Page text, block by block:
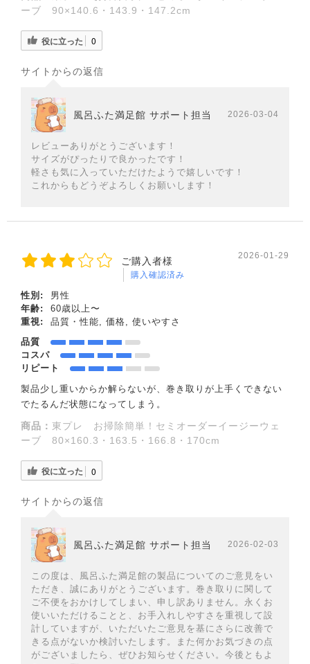
ーブ 90×140.6・143.9・147.2cm
役に立った 0
サイトからの返信
風呂ふた満足館 サポート担当 2026-03-04
レビューありがとうございます！
サイズがぴったりで良かったです！
軽さも気に入っていただけたようで嬉しいです！
これからもどうぞよろしくお願いします！
ご購入者様
購入確認済み
2026-01-29
性別:
男性
年齢:
60歳以上〜
重視:
品質・性能, 価格, 使いやすさ
品質
コスパ
リピート
製品少し重いからか解らないが、巻き取りが上手くできない
でたるんだ状態になってしまう。
商品： 東プレ お掃除簡単！セミオーダーイージーウェ
ーブ 80×160.3・163.5・166.8・170cm
役に立った 0
サイトからの返信
風呂ふた満足館 サポート担当 2026-02-03
この度は、風呂ふた満足館の製品についてのご意見をい
ただき、誠にありがとうございます。巻き取りに関して
ご不便をおかけしてしまい、申し訳ありません。永くお
使いいただけることと、お手入れしやすさを重視して設
計していますが、いただいたご意見を基にさらに改善で
きる点がないか検討いたします。また何かお気づきの点
がございましたら、ぜひお知らせください。今後ともよ